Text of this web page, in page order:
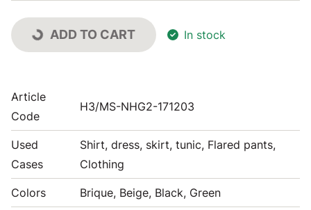
ADD TO CART In stock
Article
Code
H3/MS-NHG2-171203
Used
Cases
Shirt, dress, skirt, tunic, Flared pants,
Clothing
Colors Brique, Beige, Black, Green